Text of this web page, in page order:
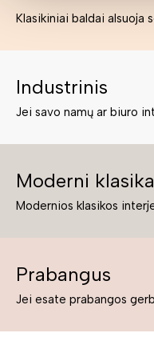
Industrinis
Moderni klasika
Prabangus